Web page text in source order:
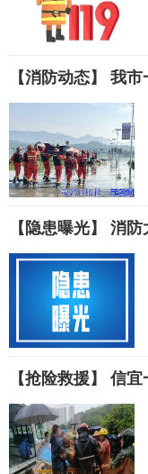
【消防动态】 我
【隐患曝光】 消
【抢险救援】 信